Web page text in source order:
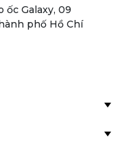
ốc Galaxy, 09
phố Hồ Chí